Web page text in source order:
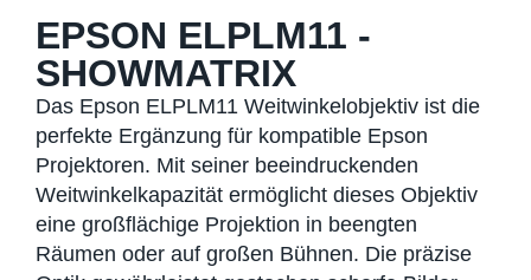
EPSON ELPLM11 -
SHOWMATRIX
Das Epson ELPLM11 Weitwinkelobjektiv ist die
perfekte Ergänzung für kompatible Epson
Projektoren. Mit seiner beeindruckenden
Weitwinkelkapazität ermöglicht dieses Objektiv
eine großflächige Projektion in beengten
Räumen oder auf großen Bühnen. Die präzise